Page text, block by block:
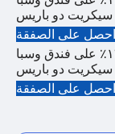
سيكريت دو باريس
احصل على الصفقة
لفترة محدودة! احصل على خصم يصل إلى ١٣٪ على فندق وسبا
سيكريت دو باريس
احصل على الصفقة